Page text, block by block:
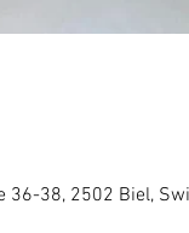
36-38, 2502 Biel,